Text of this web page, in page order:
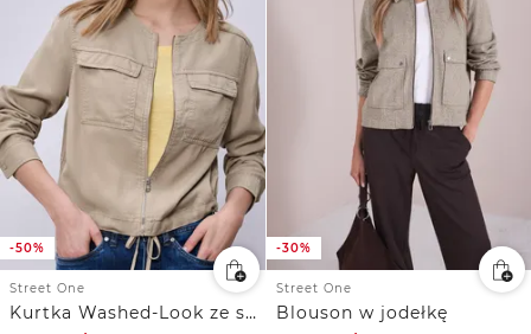
-50%
Street One
Kurtka Washed-Look ze sznurkiem ściągającym
-30%
Street One
Blouson w jodełkę